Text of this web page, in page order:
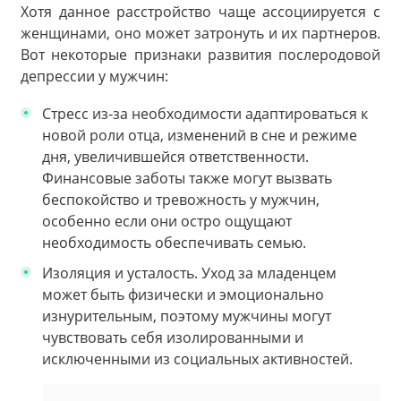
Хотя данное расстройство чаще ассоциируется с
женщинами, оно может затронуть и их партнеров.
Вот некоторые признаки развития послеродовой
депрессии у мужчин:
Стресс из-за необходимости адаптироваться к
новой роли отца, изменений в сне и режиме
дня, увеличившейся ответственности.
Финансовые заботы также могут вызвать
беспокойство и тревожность у мужчин,
особенно если они остро ощущают
необходимость обеспечивать семью.
Изоляция и усталость. Уход за младенцем
может быть физически и эмоционально
изнурительным, поэтому мужчины могут
чувствовать себя изолированными и
исключенными из социальных активностей.